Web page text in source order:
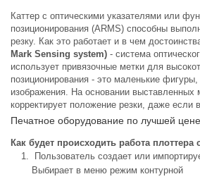
Каттер с оптическими указателями или
позиционирования (ARMS) способны
резку. Как это работает и в чем
Mark Sensing system) - система
использует привязочные метки для
позиционирования - это маленькие
изображения. На основании выставленных
корректирует положение резки, даже если
Печатное оборудование по лучшей
Как будет происходить работа плоттера
Пользователь создает или
Выбирает в меню режим контурной